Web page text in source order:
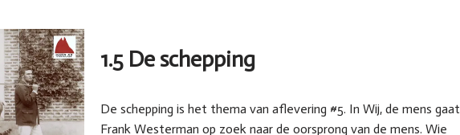
1.5 De schepping
De schepping is het thema van aflevering #5. In Wij, de mens gaat
Frank Westerman op zoek naar de oorsprong van de mens. Wie